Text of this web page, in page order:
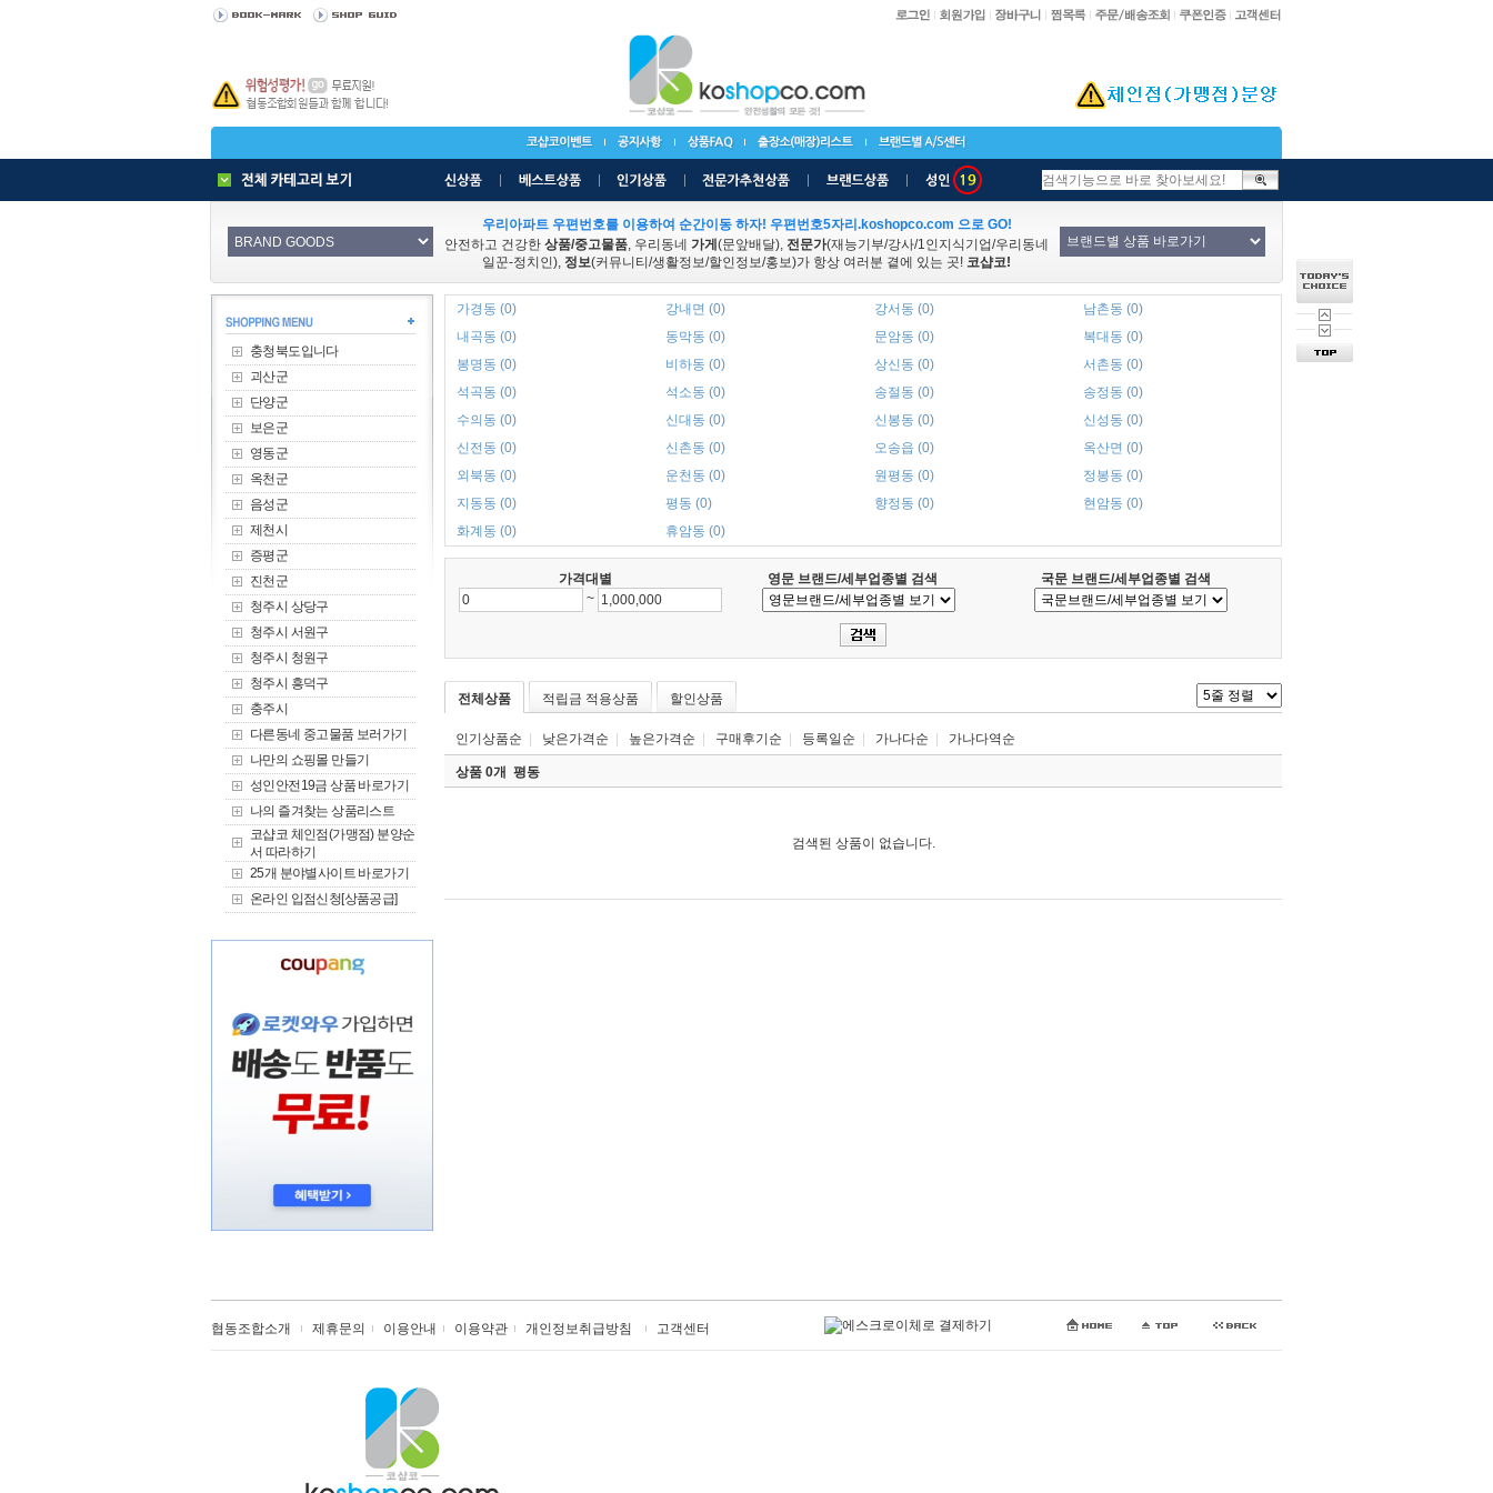
우리아파트 우편번호를 이용하여 순간이동 하자! 우편번호5자리.koshopco.com 으로 GO!
안전하고 건강한 상품/중고물품, 우리동네 가게 (문앞배달), 전문가(재능기부/강사/1인지식기업/우리동네
일꾼-정치인), 정보(커뮤니티/생활정보/할인정보/홍보)가 항상 여러분 곁에 있는 곳! 코샵코!
충청북도입니다
괴산군
단양군
보은군
영동군
옥천군
음성군
제천시
증평군
진천군
청주시 상당구
청주시 서원구
청주시 청원구
청주시 흥덕구
충주시
다른동네 중고물품 보러가기
나만의 쇼핑몰 만들기
성인안전19금 상품 바로가기
나의 즐겨찾는 상품리스트
코샵코 체인점(가맹점) 분양순
서 따라하기
25개 분야별사이트 바로가기
온라인 입점신청[상품공급]
가경동 (0) 강내면 (0) 강서동 (0)
남촌동 (0)
내곡동 (0)
동막동 (0) 문암동 (0)
복대동 (0)
봉명동 (0)
비하동 (0) 상신동 (0)
서촌동 (0)
석곡동 (0)
석소동 (0) 송절동 (0)
송정동 (0)
수의동 (0)
신대동 (0) 신봉동 (0)
신성동 (0)
신전동 (0)
신촌동 (0) 오송읍 (0)
옥산면 (0)
외북동 (0)
운천동 (0) 원평동 (0)
정봉동 (0)
지동동 (0)
평동 (0) 향정동 (0)
현암동 (0)
화계동 (0)
휴암동 (0)
가격대별 영문 브랜드/세부업종별 검색
국문 브랜드/세부업종별 검색
~
전체상품 적립금 적용상품 할인상품
인기상품순 낮은가격순 높은가격순 구매후기순 등록일순 가나다순 가나다역순
상품 0개 평동
검색된 상품이 없습니다.
협동조합소개 제휴문의 이용안내 이용약관 개인정보취급방침 고객센터